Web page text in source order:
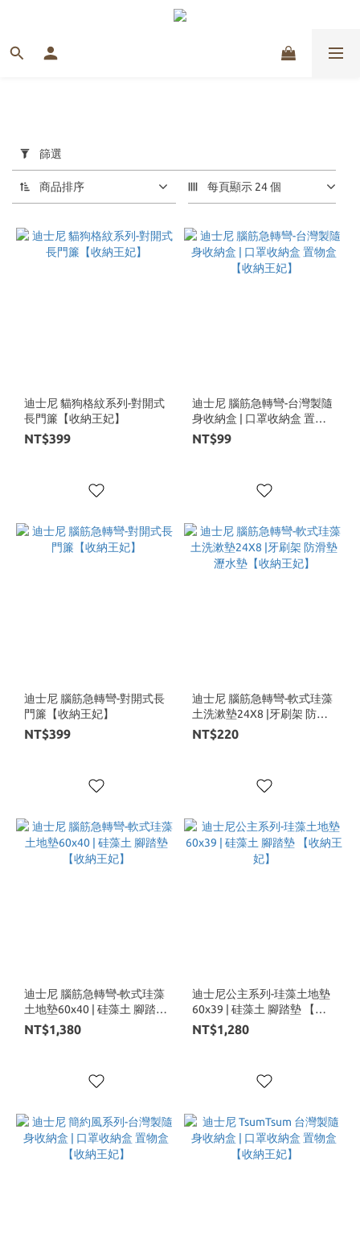
用
篩
選
(0/20)
價格
(NT$)
篩選
商品排序 每頁顯示 24 個
迪士尼 貓狗格紋系列-對開式
長門簾【收納王妃】
NT$399
迪士尼 腦筋急轉彎-台灣製隨
身收納盒 | 口罩收納盒 置物
盒【收納王妃】
NT$99
迪士尼 腦筋急轉彎-對開式長
門簾【收納王妃】
NT$399
迪士尼 腦筋急轉彎-軟式珪藻
土洗漱墊24X8 |牙刷架 防滑
墊 瀝水墊【收納王妃】
NT$220
迪士尼 腦筋急轉彎-軟式珪藻
土地墊60x40 | 硅藻土 腳踏墊
【收納王妃】
NT$1,380
迪士尼公主系列-珪藻土地墊
60x39 | 硅藻土 腳踏墊 【收
納王妃】
NT$1,280